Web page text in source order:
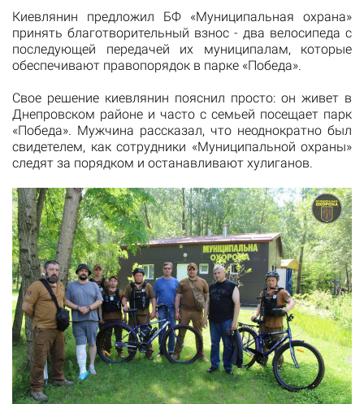
Киевлянин предложил БФ «Муниципальная охрана»
принять благотворительный взнос - два велосипеда с
последующей передачей их муниципалам, которые
обеспечивают правопорядок в парке «Победа».
Свое решение киевлянин пояснил просто: он живет в
Днепровском районе и часто с семьей посещает парк
«Победа». Мужчина рассказал, что неоднократно был
свидетелем, как сотрудники «Муниципальной охраны»
следят за порядком и останавливают хулиганов.